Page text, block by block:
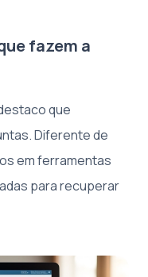
fazem a
que
Diferente de
em ferramentas
para recuperar